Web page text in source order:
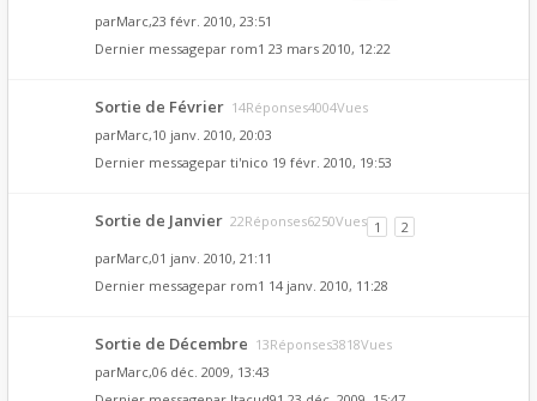
parMarc,23 févr. 2010, 23:51
Dernier messagepar rom1 23 mars 2010, 12:22
Sortie de Février 14Réponses4004Vues
parMarc,10 janv. 2010, 20:03
Dernier messagepar ti'nico 19 févr. 2010, 19:53
Sortie de Janvier 22Réponses6250Vues 1
2
parMarc,01 janv. 2010, 21:11
Dernier messagepar rom1 14 janv. 2010, 11:28
Sortie de Décembre 13Réponses3818Vues
parMarc,06 déc. 2009, 13:43